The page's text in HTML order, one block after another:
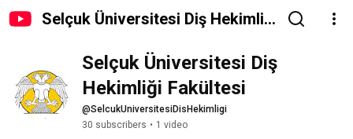
Selçuk Üniversitesi Diş Hekimliği
Selçuk Üniversitesi Diş
Hekimliği Fakültesi
@SelcukUniversitesiDisHekimligi
30 subscribers • 1 video